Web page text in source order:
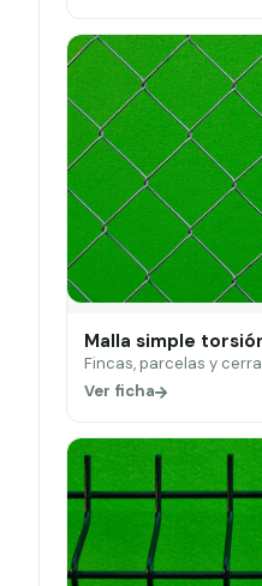
Malla simple
Fincas, parcelas y
Ver ficha